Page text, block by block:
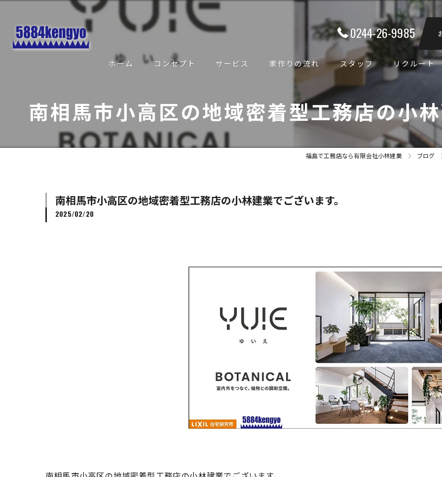
0244-26-9985
ホーム コンセプト サービス 家作りの流れ スタッフ リクルート
南相馬市小高区の地域密着型工務店の小
福島で工務店なら有限会社小林建業 ブログ
南相馬市小高区の地域密着型工務店の小林建業でございます。
2025/02/20